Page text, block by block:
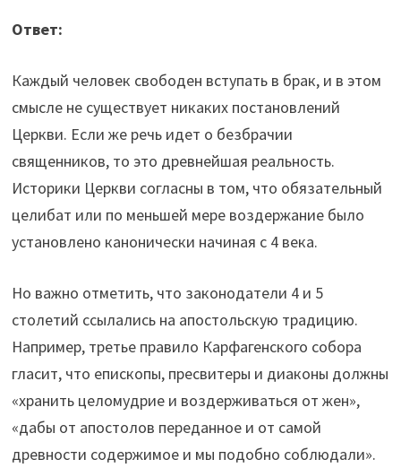
Ответ:
Каждый человек свободен вступать в брак, и в этом
смысле не существует никаких постановлений
Церкви. Если же речь идет о безбрачии
священников, то это древнейшая реальность.
Историки Церкви согласны в том, что обязательный
целибат или по меньшей мере воздержание было
установлено канонически начиная с 4 века.
Но важно отметить, что законодатели 4 и 5
столетий ссылались на апостольскую традицию.
Например, третье правило Карфагенского собора
гласит, что епископы, пресвитеры и диаконы должны
«хранить целомудрие и воздерживаться от жен»,
«дабы от апостолов переданное и от самой
древности содержимое и мы подобно соблюдали».